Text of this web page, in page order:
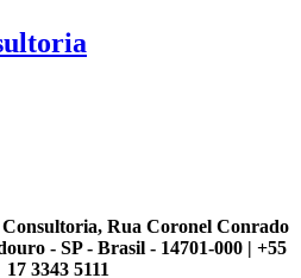
Rua Coronel Conrado
- SP - Brasil - 14701-000 | +55
17 3343 5111